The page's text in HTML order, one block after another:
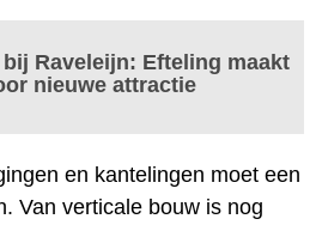
Raveleijn: Efteling maakt
nieuwe attractie
en kantelingen moet een
Van verticale bouw is nog